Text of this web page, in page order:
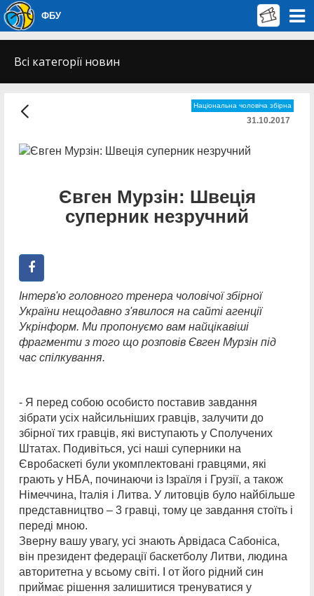
ФБУ
Всі категорії новин
Національна чоловіча збірна
31.10.2017
Євген Мурзін: Швеція
суперник незручний
Інтерв'ю головного тренера чоловічої збірної
України нещодавно з'явилося на сайті агенції
Укрінформ. Ми пропонуємо вам найцікавіші
фрагменти з того що розповів Євген Мурзін під
час спілкування.
- Я перед собою особисто поставив завдання
зібрати усіх найсильніших гравців, залучити до
збірної тих гравців, які виступають у Сполучених
Штатах. Подивіться, усі наші суперники на
Євробаскеті були укомплектовані гравцями, які
грають у НБА, починаючи із Ізраїля і Грузії, а також
Німеччина, Італія і Литва. У литовців було найбільше
представництво – 3 гравці, тому це завдання стоїть і
переді мною.
Зверну вашу увагу, усі знають Арвідаса Сабоніса,
він президент федерації баскетболу Литви, людина
авторитетна у всьому світі. І от його рідний син
приймає рішення залишитися тренуватися у